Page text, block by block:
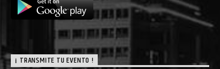
¡ TRANSMITE TU EVENTO !